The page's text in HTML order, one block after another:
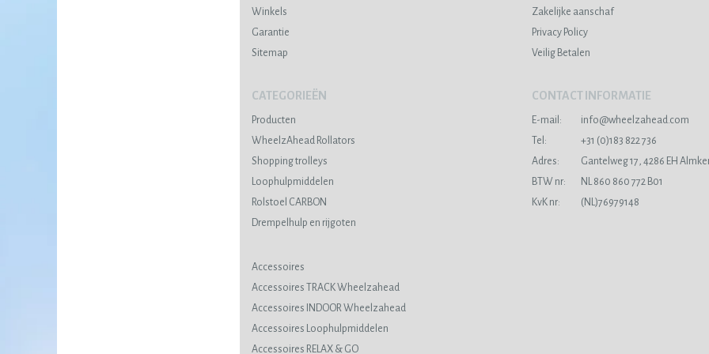
Winkels
Garantie
Sitemap
Zakelijke aanschaf
Privacy Policy
Veilig Betalen
CATEGORIEËN
Producten
WheelzAhead Rollators
Shopping trolleys
Loophulpmiddelen
Rolstoel CARBON
Drempelhulp en rijgoten
Accessoires
Accessoires TRACK Wheelzahead
Accessoires INDOOR Wheelzahead
Accessoires Loophulpmiddelen
Accessoires RELAX & GO
CONTACT INFORMATIE
E-mail:
info@wheelzahead.com
Tel:
+31 (0)183 822 736
Adres:
Gantelweg 17, 4286 EH
BTW nr:
NL 860 860 772 B01
KvK nr:
(NL)76979148